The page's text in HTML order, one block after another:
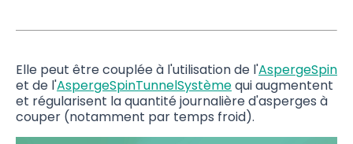
Elle peut être couplée à l'utilisation de l'AspergeSpin
et de l'AspergeSpinTunnelSystèmequi augmentent
et régularisent la quantité journalière d'asperges à
couper (notamment par temps froid).